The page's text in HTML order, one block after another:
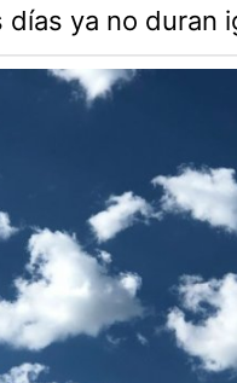
ya no duran